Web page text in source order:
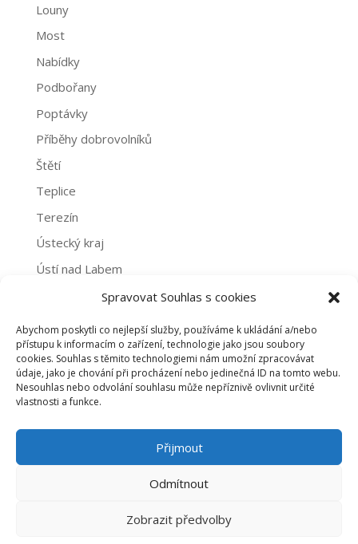
Spravovat Souhlas s cookies
Abychom poskytli co nejlepší služby, používáme k ukládání a/nebo
přístupu k informacím o zařízení, technologie jako jsou soubory
cookies. Souhlas s těmito technologiemi nám umožní zpracovávat
údaje, jako je chování při procházení nebo jedinečná ID na tomto webu.
Nesouhlas nebo odvolání souhlasu může nepříznivě ovlivnit určité
vlastnosti a funkce.
Přijmout
Odmítnout
Zobrazit předvolby
Louny
Most
Nabídky
Podbořany
Poptávky
Příběhy dobrovolníků
Štětí
Teplice
Terezín
Ústecký kraj
Ústí nad Labem
Archivy
Archivy
PROHLÁŠENÍ O NAKLÁDÁNÍ S OSOBNÍMI ÚDAJI
ZÁSADY COOKIES (EU)